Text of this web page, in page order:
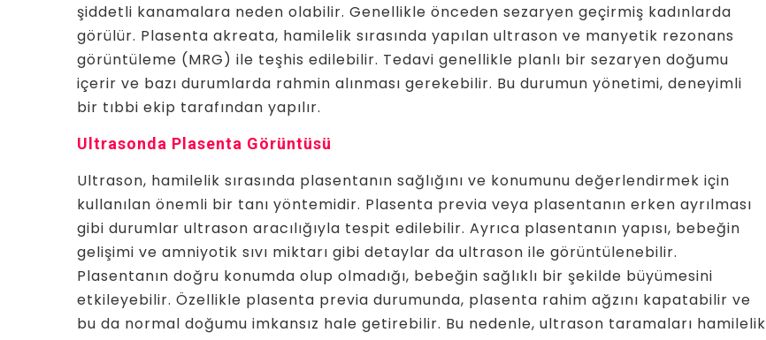
şiddetli kanamalara neden olabilir. Genellikle önceden sezaryen geçirmiş kadınlarda
görülür. Plasenta akreata, hamilelik sırasında yapılan ultrason ve manyetik rezonans
görüntüleme (MRG) ile teşhis edilebilir. Tedavi genellikle planlı bir sezaryen doğumu
içerir ve bazı durumlarda rahmin alınması gerekebilir. Bu durumun yönetimi, deneyimli
bir tıbbi ekip tarafından yapılır.
Ultrasonda Plasenta Görüntüsü
Ultrason, hamilelik sırasında plasentanın sağlığını ve konumunu değerlendirmek için
kullanılan önemli bir tanı yöntemidir. Plasenta previa veya plasentanın erken ayrılması
gibi durumlar ultrason aracılığıyla tespit edilebilir. Ayrıca plasentanın yapısı, bebeğin
gelişimi ve amniyotik sıvı miktarı gibi detaylar da ultrason ile görüntülenebilir.
Plasentanın doğru konumda olup olmadığı, bebeğin sağlıklı bir şekilde büyümesini
etkileyebilir. Özellikle plasenta previa durumunda, plasenta rahim ağzını kapatabilir ve
bu da normal doğumu imkansız hale getirebilir. Bu nedenle, ultrason taramaları hamilelik